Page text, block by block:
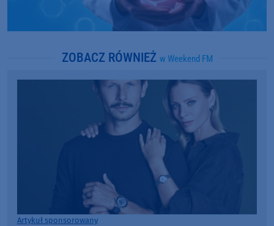
ZOBACZ RÓWNIEŻ w Weekend FM
Artykuł sponsorowany